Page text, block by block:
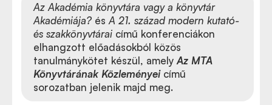
Az Akadémia könyvtára vagy a könyvtár
Akadémiája? ésA 21. század modern kutató-
és szakkönyvtárai című konferenciákon
elhangzott előadásokból közös
tanulmánykötet készül, amelyAz MTA
Könyvtárának Közleményeicímű
sorozatban jelenik majd meg.